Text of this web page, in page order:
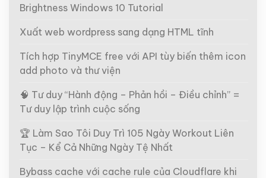
Brightness Windows 10 Tutorial
Xuất web wordpress sang dạng HTML tĩnh
Tích hợp TinyMCE free với API tùy biến thêm icon
add photo và thư viện
🧠 Tư duy “Hành động – Phản hồi – Điều chỉnh” =
Tư duy lập trình cuộc sống
🏆 Làm Sao Tôi Duy Trì 105 Ngày Workout Liên
Tục – Kể Cả Những Ngày Tệ Nhất
Bybass cache với cache rule của Cloudflare khi